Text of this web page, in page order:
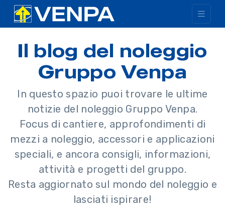
Il blog del noleggio
Gruppo Venpa
In questo spazio puoi trovare le ultime
notizie del noleggio Gruppo Venpa.
Focus di cantiere, approfondimenti di
mezzi a noleggio, accessori e applicazioni
speciali, e ancora consigli, informazioni,
attività e progetti del gruppo.
Resta aggiornato sul mondo del noleggio e
lasciati ispirare!